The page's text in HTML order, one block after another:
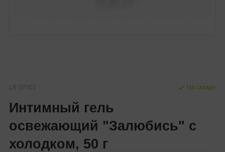
LB-37002
Интимный гель
освежающий "Залюбись" с
холодком, 50 г
На складе